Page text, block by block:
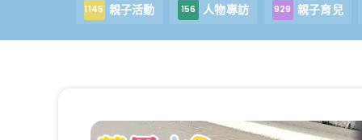
1145 親子活動 156 人物專訪 929 親子育兒